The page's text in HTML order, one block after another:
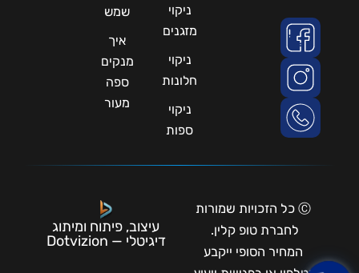
ניקוי
מזגנים
ניקוי
חלונות
ניקוי
ספות
שמש
איך
מנקים
ספה
מעור
Ⓒ כל הזכויות שמורות
לחברת טופ קלין.
המחיר הסופי ייקבע
עיצוב, פיתוח ומיתוג
דיגיטלי — Dotvizion